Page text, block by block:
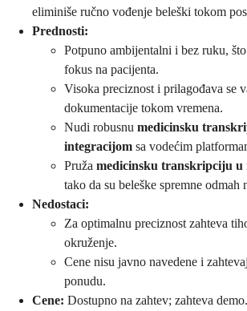
eliminiše ručno vođenje beleški tokom
Prednosti:
Potpuno ambijentalni i bez ruku,
fokus na pacijenta.
Visoka preciznost i prilagođava se
dokumentacije tokom vremena.
Nudi robusnu medicinsku
integracijom sa vodećim
Pruža medicinsku transkripciju u
tako da su beleške spremne odmah
Nedostaci:
Za optimalnu preciznost zahteva
okruženje.
Cene nisu javno navedene i
ponudu.
Cene: Dostupno na zahtev; zahteva demo.